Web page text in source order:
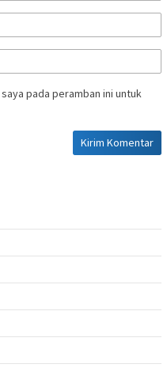
pada peramban ini untuk